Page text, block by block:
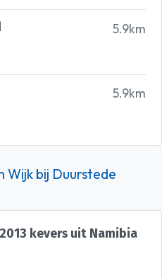
5.9km
5.9km
Wijk bij Duurstede
kevers uit Namibia